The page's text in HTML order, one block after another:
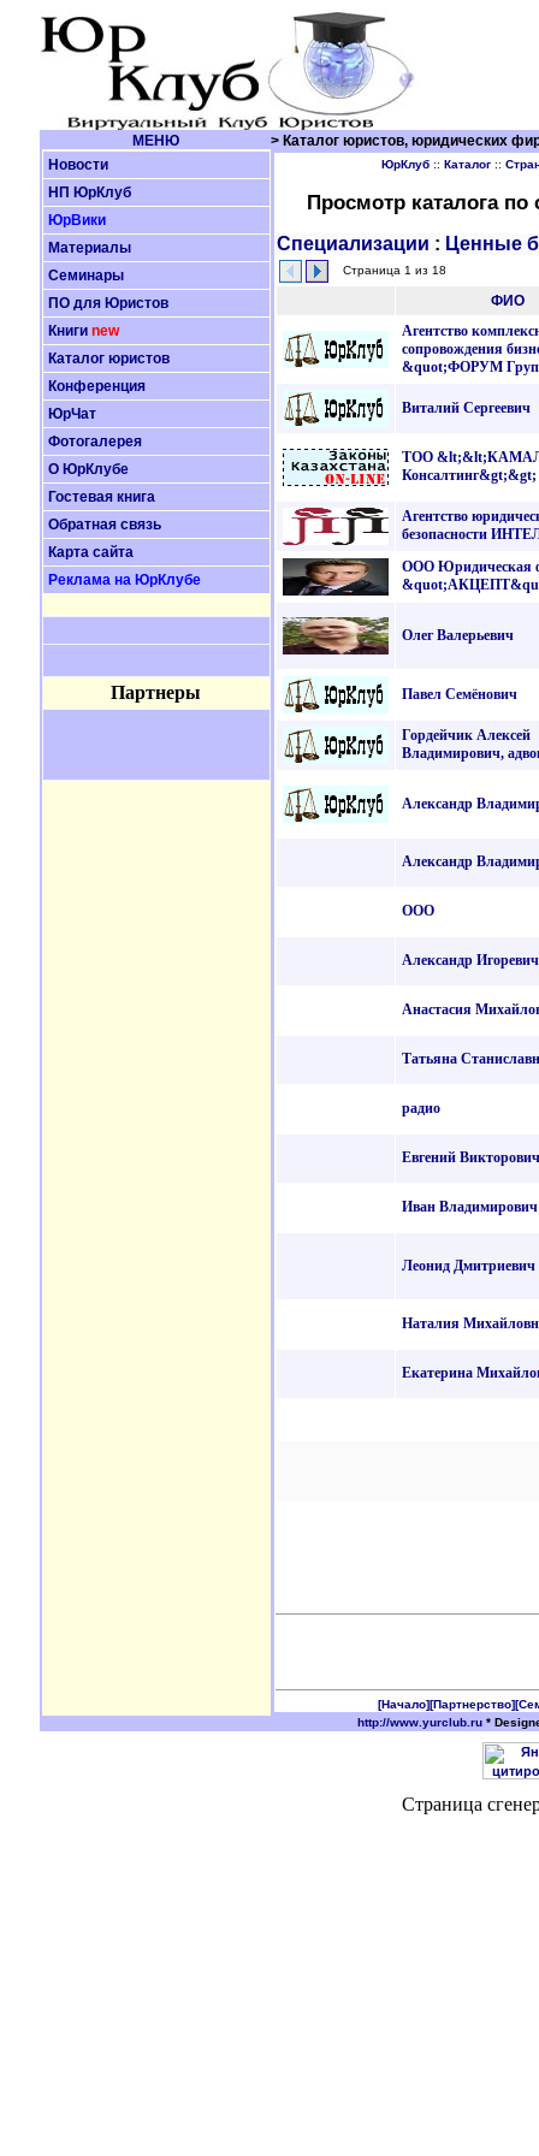
МЕНЮ
> Каталог юристов, юридических
Новости
НП ЮрКлуб
ЮрВики
Материалы
Семинары
ПО для Юристов
Книги new
Каталог юристов
Конференция
ЮрЧат
Фотогалерея
О ЮрКлубе
Гостевая книга
Обратная связь
Карта сайта
Реклама на ЮрКлубе
Партнеры
ЮрКлуб:: Каталог::
Просмотр каталога по
Специализации : Ценные
Страница 1 из 18
ФИО
Агентство
сопровождения
&quot;ФОРУМ
Виталий Сергеевич
ТОО
Консалтинг&gt;&gt;
Агентство
безопасности
ООО Юридическая
Олег Валерьевич
Павел Семёнович
Гордейчик Алексей
Владимирович,
Александр
Александр
ООО
Александр Игоревич
Анастасия
Татьяна
радио
Евгений Викторович
Иван Владимирович
Леонид Дмитриевич
Наталия
Екатерина
[Начало][Партнерство]
http://www.yurclub.ru*
Страница